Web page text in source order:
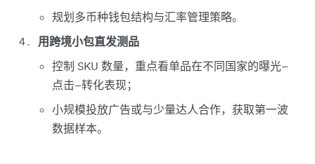
规划多币种钱包结构与汇率管理策略。
用跨境小包直发测品
控制 SKU 数量，重点看单品在不同国家的曝光–
点击–转化表现；
小规模投放广告或与少量达人合作，获取第一波
数据样本。